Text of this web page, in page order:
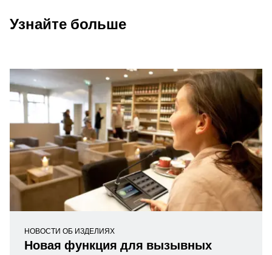
Узнайте больше
НОВОСТИ ОБ ИЗДЕЛИЯХ
Новая функция для вызывных